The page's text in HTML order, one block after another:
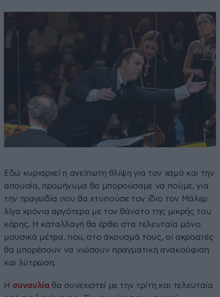
Εδώ κυριαρχεί η ανείπωτη θλίψη για τον χαμό και την
απουσία, προμήνυμα θα μπορούσαμε να πούμε, για
την τραγωδία που θα χτυπούσε τον ίδιο τον Μάλερ
λίγα χρόνια αργότερα με τον θάνατο της μικρής του
κόρης. Η καταλλαγή θα έρθει στα τελευταία μόνο
μουσικά μέτρα, που, στο άκουσμά τους, οι ακροατές
θα μπορέσουν να νιώσουν πραγματική ανακούφιση
και λύτρωση.
Η συναυλία θα συνεχιστεί με την τρίτη και τελευταία